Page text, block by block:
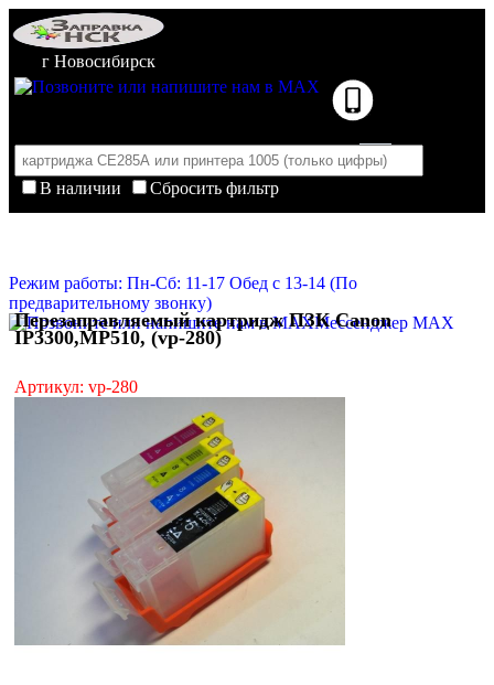
г Новосибирск
В наличии
Сбросить фильтр
Корзина пуста
Режим работы: Пн-Сб: 11-17 Обед с 13-14 (По
предварительному звонку)
Мессенджер MAX
Перезаправляемый картридж ПЗК Canon
IP3300,MP510, (vp-280)
Артикул: vp-280